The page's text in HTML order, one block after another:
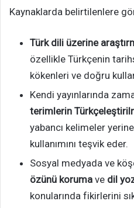
Kaynaklarda belirtilenlere
Türk dili üzerine
özellikle Türkçenin
kökenleri ve doğru
Kendi yayınlarında
terimlerin
yabancı kelimeler yerine
kullanımını teşvik eder.
Sosyal medyada ve
özünü koruma ve dil
konularında fikirlerini